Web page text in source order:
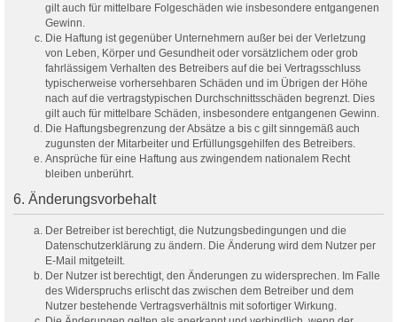
gilt auch für mittelbare Folgeschäden wie insbesondere entgangenen
Gewinn.
Die Haftung ist gegenüber Unternehmern außer bei der Verletzung
von Leben, Körper und Gesundheit oder vorsätzlichem oder grob
fahrlässigem Verhalten des Betreibers auf die bei Vertragsschluss
typischerweise vorhersehbaren Schäden und im Übrigen der Höhe
nach auf die vertragstypischen Durchschnittsschäden begrenzt. Dies
gilt auch für mittelbare Schäden, insbesondere entgangenen Gewinn.
Die Haftungsbegrenzung der Absätze a bis c gilt sinngemäß auch
zugunsten der Mitarbeiter und Erfüllungsgehilfen des Betreibers.
Ansprüche für eine Haftung aus zwingendem nationalem Recht
bleiben unberührt.
6. Änderungsvorbehalt
Der Betreiber ist berechtigt, die Nutzungsbedingungen und die
Datenschutzerklärung zu ändern. Die Änderung wird dem Nutzer per
E-Mail mitgeteilt.
Der Nutzer ist berechtigt, den Änderungen zu widersprechen. Im Falle
des Widerspruchs erlischt das zwischen dem Betreiber und dem
Nutzer bestehende Vertragsverhältnis mit sofortiger Wirkung.